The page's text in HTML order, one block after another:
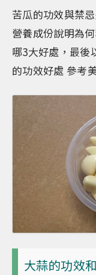
苦瓜的功效與禁
營養成份說明為
哪3大好處，最後
的功效好處 參考
大蒜的功效